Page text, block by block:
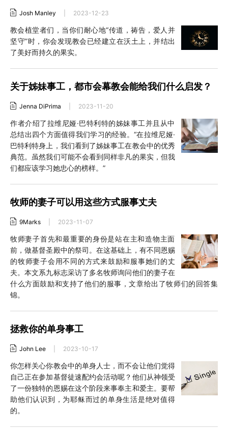
Josh Manley 2023-12-23
教会植堂者们，当你们耐心地“传道，祷告，爱人并
坚守”时，你会发现教会已经建立在沃土上，并结出
了美好而持久的果实。
关于姊妹事工，都市会幕教会能给我们什么启发？
Jenna DiPrima 2023-11-20
作者介绍了拉维尼娅·巴特利特的姊妹事工并且从中
总结出四个方面值得我们学习的经验。“在拉维尼娅·
巴特利特身上，我们看到了姊妹事工在教会中的优秀
典范。虽然我们可能不会看到同样非凡的果实，但我
们都应该学习她忠心的榜样。”
牧师的妻子可以用这些方式服事丈夫
9Marks 2023-11-07
牧师妻子首先和最重要的身份是站在主和造物主面
前，做基督圣殿中的祭司。在这基础上，有不同恩赐
的牧师妻子会用不同的方式来鼓励和服事她们的丈
夫。本文系九标志采访了多名牧师询问他们的妻子在
什么方面鼓励和支持了他们的服事，文章给出了牧师们的回答集
锦。
拯救你的单身事工
John Lee 2023-10-17
你怎样关心你教会中的单身人士，而不会让他们觉得
自己正在参加基督徒速配约会活动呢？他们从神领受
了一份独特的恩赐在这个阶段来事奉主和爱主。要帮
助他们认识到，为耶稣而过的单身生活是绝对值得
的。